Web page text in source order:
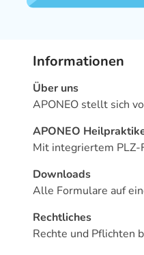
Informationen
Über uns
APONEO stellt sich
APONEO
Mit integriertem
Downloads
Alle Formulare auf
Rechtliches
Rechte und Pflichten